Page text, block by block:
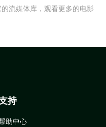
流媒体库，观看更多的电影
持
助中心